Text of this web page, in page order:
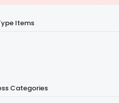
Items
Categories